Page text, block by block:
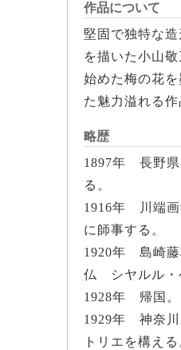
作品について
堅固で独特な
を描いた小山
始めた梅の花
た魅力溢れる作
略歴
1897年 長野県
る。
1916年 川端画
に師事する。
1920年 島崎藤
仏 シヤルル・
1928年 帰国。
1929年 神奈川
トリエを構える